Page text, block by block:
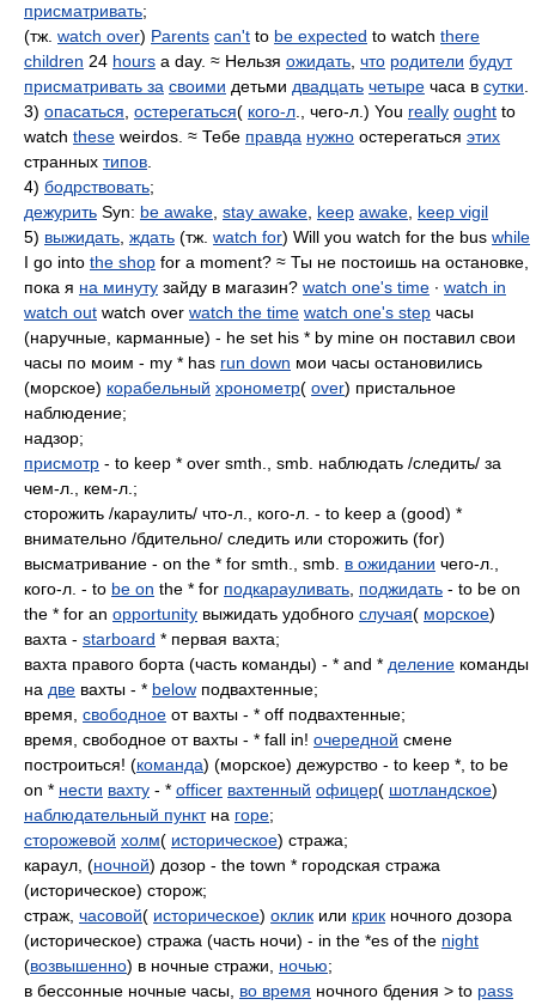
присматривать;
(тж. watch over) Parents can't to be expected to watch there
children 24 hours a day. ≈ Нельзя ожидать что родители будут
присматривать за своими детьми двадцать четыре часа в сутки
3) опасаться остерегаться( кого-л ., чего-л.) You really ought to
watch these weirdos. ≈ Тебе правда нужно остерегаться этих
странных типов
4) бодрствовать;
дежурить Syn: be awake stay awake keep awake keep vigil
5) выжидать ждать (тж. watch for) Will you watch for the bus while
I go into the shop for a moment? ≈ Ты не постоишь на остановке,
пока я на минуту зайду в магазин? watch one's time ∙ watch in
watch out watch over watch the time watch one's step часы
(наручные, карманные) - he set his * by mine он поставил свои
часы по моим - my * has run down мои часы остановились
(морское) корабельный хронометр( over) пристальное
наблюдение;
надзор;
присмотр - to keep * over smth., smb. наблюдать /следить/ за
чем-л., кем-л.;
сторожить /караулить/ что-л., кого-л. - to keep a (good) *
внимательно /бдительно/ следить или сторожить (for)
высматривание - on the * for smth., smb. в ожидании чего-л.,
кого-л. - to be on the * for подкарауливать поджидать - to be on
the * for an opportunity выжидать удобного случая( морское)
вахта - starboard * первая вахта;
вахта правого борта (часть команды) - * and * деление команды
на две вахты - * below подвахтенные;
время, свободное от вахты - * off подвахтенные;
время, свободное от вахты - * fall in! очередной смене
построиться! (команда) (морское) дежурство - to keep *, to be
on * нести вахту - * officer вахтенный офицер( шотландское)
наблюдательный пунктна горе;
сторожевой холм( историческое) стража;
караул, (ночной) дозор - the town * городская стража
(историческое) сторож;
страж, часовой( историческое) оклик или крик ночного дозора
(историческое) стража (часть ночи) - in the *es of the night
(возвышенно) в ночные стражи, ночью;
в бессонные ночные часы, во время ночного бдения > to pass